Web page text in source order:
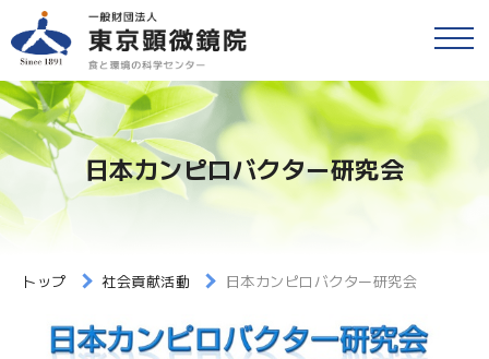
各種検査・サービス
戻る
食品等の検査
検便(腸内細菌検査)
簡易専用水道検査
各種検査窓口のご案内
衛生検査とHACCP
財団情報
アクセス
採用情報
日本カンピロバクター研究会
トップ 社会貢献活動 日本カンピロバクター研究会